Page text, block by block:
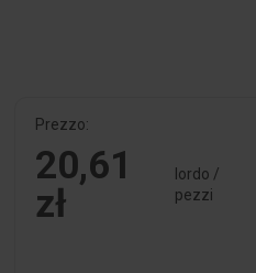
Prezzo:
20,61
zł
lordo /
pezzi